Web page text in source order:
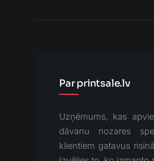
Par printsale.lv
Uzņēmums, kas
dāvanu nozares
klientiem gatavus